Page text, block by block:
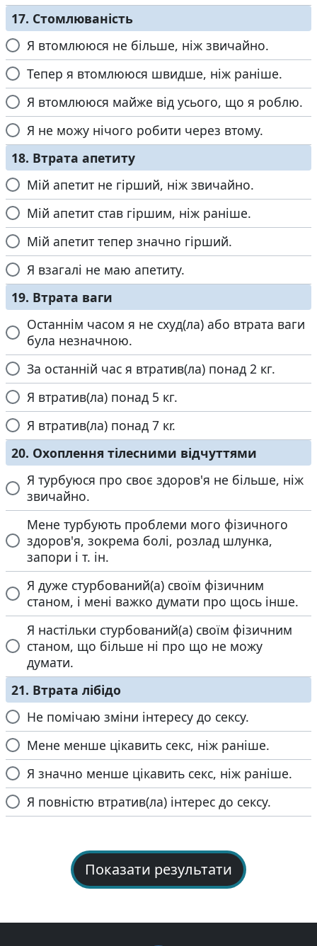
17. Стомлюваність
Я втомлююся не більше, ніж звичайно.
Тепер я втомлююся швидше, ніж раніше.
Я втомлююся майже від усього, що я роблю.
Я не можу нічого робити через втому.
18. Втрата апетиту
Мій апетит не гірший, ніж звичайно.
Мій апетит став гіршим, ніж раніше.
Мій апетит тепер значно гірший.
Я взагалі не маю апетиту.
19. Втрата ваги
Останнім часом я не схуд(ла) або втрата ваги
була незначною.
За останній час я втратив(ла) понад 2 кг.
Я втратив(ла) понад 5 кг.
Я втратив(ла) понад 7 кr.
20. Охоплення тілесними відчуттями
Я турбуюся про своє здоров'я не більше, ніж
звичайно.
Мене турбують проблеми мого фізичного
здоров'я, зокрема болі, розлад шлунка,
запори і т. ін.
Я дуже стурбований(а) своїм фізичним
станом, і мені важко думати про щось інше.
Я настільки стурбований(а) своїм фізичним
станом, що більше ні про що не можу
думати.
21. Втрата лібідо
Не помічаю зміни інтересу до сексу.
Мене менше цікавить секс, ніж раніше.
Я значно менше цікавить секс, ніж раніше.
Я повністю втратив(ла) інтерес до сексу.
Показати результати